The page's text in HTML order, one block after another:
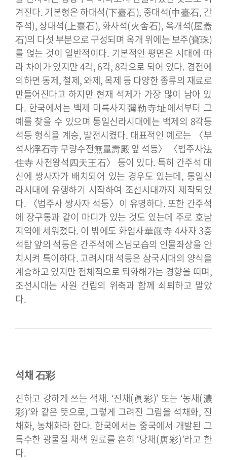
겨진다. 기본형은 하대석(下臺石), 중대석(中臺石, 간
주석), 상대석(上臺石), 화사석(火舍石), 옥개석(屋蓋
石)의 다섯 부분으로 구성되며 옥개 위에는 보주(寶珠)
를 얹는 것이 일반적이다. 기본적인 평면은 시대에 따
라 차이가 있지만 4각, 6각, 8각으로 되어 있다. 경전에
의하면 동제, 철제, 와제, 목제 등 다양한 종류의 재료로
만들어진다고 하지만 현재 석제가 가장 많이 남아 있
다. 한국에서는 백제 미륵사지彌勒寺址에서부터 그
예를 찾을 수 있으며 통일신라시대에는 백제의 8각등
석등 형식을 계승, 발전시켰다. 대표적인 예로는 〈부
석사浮石寺 무량수전無量壽殿 앞 석등〉 〈법주사法
住寺 사천왕석四天王石〉 등이 있다. 특히 간주석 대
신에 쌍사자가 배치되어 있는 경우도 있는데, 통일신
라시대에 유행하기 시작하여 조선시대까지 제작되었
다. 〈법주사 쌍사자 석등〉이 유명하다. 또한 간주석
에 장구통과 같이 마디가 있는 것도 있는데 주로 호남
지역에 세워졌다. 이 밖에도 화엄사華嚴寺 4사자 3층
석탑 앞의 석등은 간주석에 스님모습의 인물좌상을 안
치시켜 특이하다. 고려시대 석등은 삼국시대의 양식을
계승하고 있지만 전체적으로 퇴화해가는 경향을 띠며,
조선시대는 사원 건립의 위축과 함께 쇠퇴하고 말았
다.
석채 石彩
진하고 강하게 쓰는 색채. ‘진채(眞彩)’ 또는 ‘농채(濃
彩)’와 같은 뜻으로, 그렇게 그려진 그림을 석채화, 진
채화, 농채화라 한다. 한국에서는 중국에서 개발된 그
특수한 광물질 채색 원료를 흔히 ‘당채(唐彩)’라고 한
다.